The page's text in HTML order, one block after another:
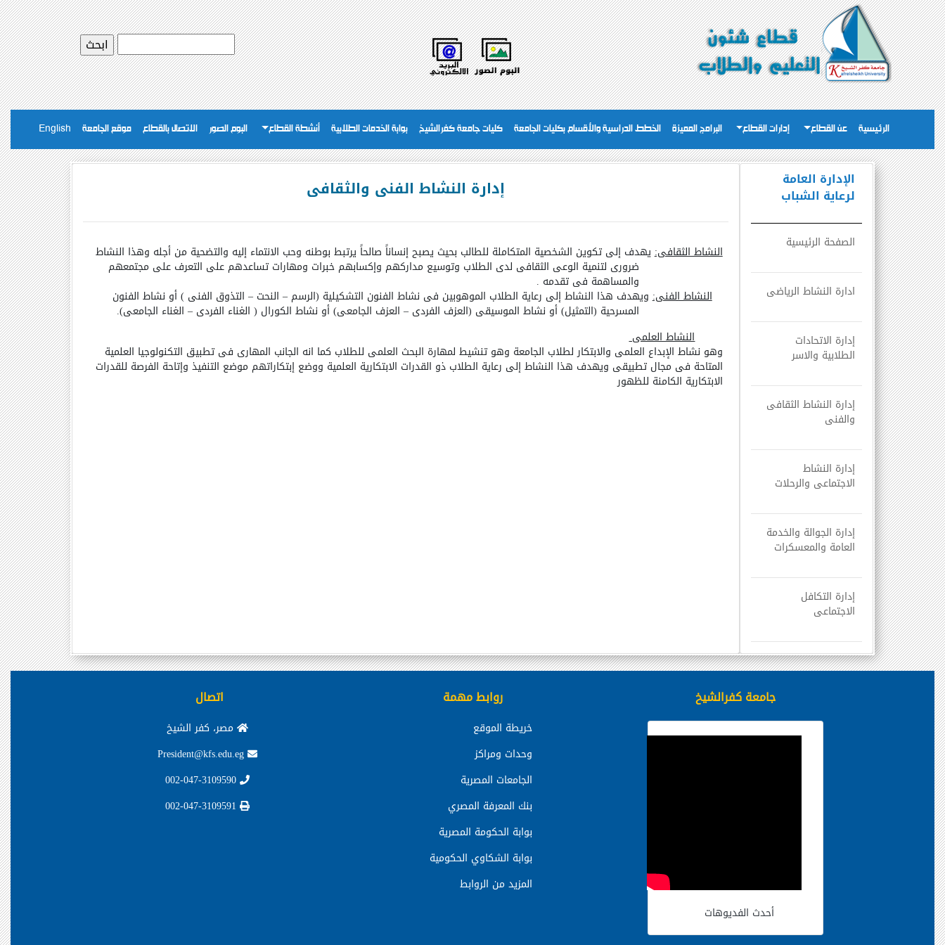
الرئيسية عن القطاع إدارات القطاع البرامج المميزة الخطط الدراسية والأقسام بكليات الجامعة كليات جامعة كفرالشيخ بوابة الخدمات الطلابية أنشطة القطاع البوم الصور الاتصال بالقطاع موقع الجامعة English
الإدارة العامة
لرعاية الشباب
الصفحة الرئيسية
ادارة النشاط الرياضى
إدارة الاتحادات
الطلابية والاسر
إدارة النشاط الثقافى
والفنى
إدارة النشاط
الاجتماعى والرحلات
إدارة الجوالة والخدمة
العامة والمعسكرات
إدارة التكافل
الاجتماعى
إدارة النشاط الفنى والثقافى
النشاط الثقافى: يهدف إلى تكوين الشخصية المتكاملة للطالب بحيث يصبح إنساناً صالحاً يرتبط بوطنه وحب الانتماء إليه والتضحية من أجله وهذا النشاط
ضرورى لتنمية الوعى الثقافى لدى الطلاب وتوسيع مداركهم وإكسابهم خبرات ومهارات تساعدهم على التعرف على مجتمعهم
والمساهمة فى تقدمه .
النشاط الفنى: ويهدف هذا النشاط إلى رعاية الطلاب الموهوبين فى نشاط الفنون التشكيلية (الرسم – النحت – التذوق الفنى ) أو نشاط الفنون
المسرحية (التمثيل) أو نشاط الموسيقى (العزف الفردى – العزف الجامعى) أو نشاط الكورال ( الغناء الفردى – الغناء الجامعى).
النشاط العلمى
وهو نشاط الإبداع العلمى والابتكار لطلاب الجامعة وهو تنشيط لمهارة البحث العلمى للطلاب كما انه الجانب المهارى فى تطبيق التكنولوجيا العلمية
المتاحة فى مجال تطبيقى ويهدف هذا النشاط إلى رعاية الطلاب ذو القدرات الابتكارية العلمية ووضع إبتكاراتهم موضع التنفيذ وإتاحة الفرصة للقدرات
الابتكارية الكامنة للظهور
جامعة كفرالشيخ
أحدث الفديوهات
روابط مهمة
خريطة الموقع
وحدات ومراكز
الجامعات المصرية
بنك المعرفة المصري
بوابة الحكومة المصرية
بوابة الشكاوي الحكومية
المزيد من الروابط
اتصال
مصر، كفر الشيخ